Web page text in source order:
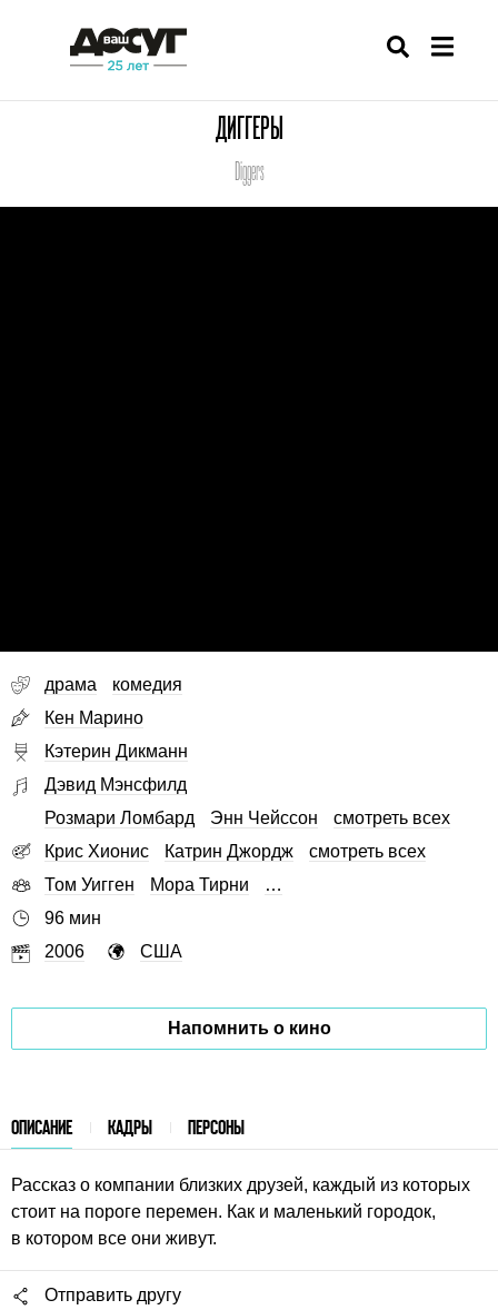
ДИГГЕРЫ
Diggers
драма
комедия
Кен Марино
Кэтерин Дикманн
Дэвид Мэнсфилд
Розмари Ломбард
Энн Чейссон
смотреть всех
Крис Хионис
Катрин Джордж
смотреть всех
Том Уигген
Мора Тирни
…
96 мин
2006
США
Напомнить о кино
ОПИСАНИЕ КАДРЫ ПЕРСОНЫ
Рассказ о компании близких друзей, каждый из которых
стоит на пороге перемен. Как и маленький городок,
в котором все они живут.
Отправить другу